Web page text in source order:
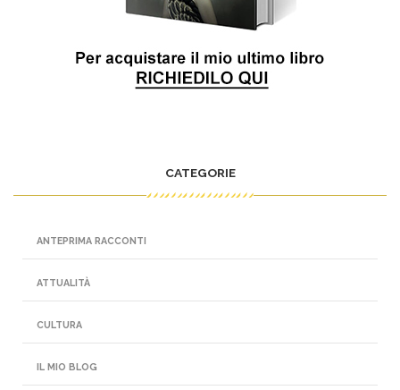
CATEGORIE
ANTEPRIMA RACCONTI
ATTUALITÀ
CULTURA
IL MIO BLOG